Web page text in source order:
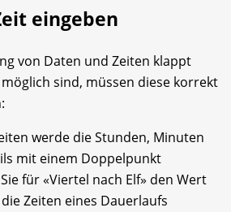
eingeben
von Daten und Zeiten klappt
sind, müssen diese korrekt
werde die Stunden, Minuten
mit einem Doppelpunkt
für «Viertel nach Elf» den Wert
Zeiten eines Dauerlaufs